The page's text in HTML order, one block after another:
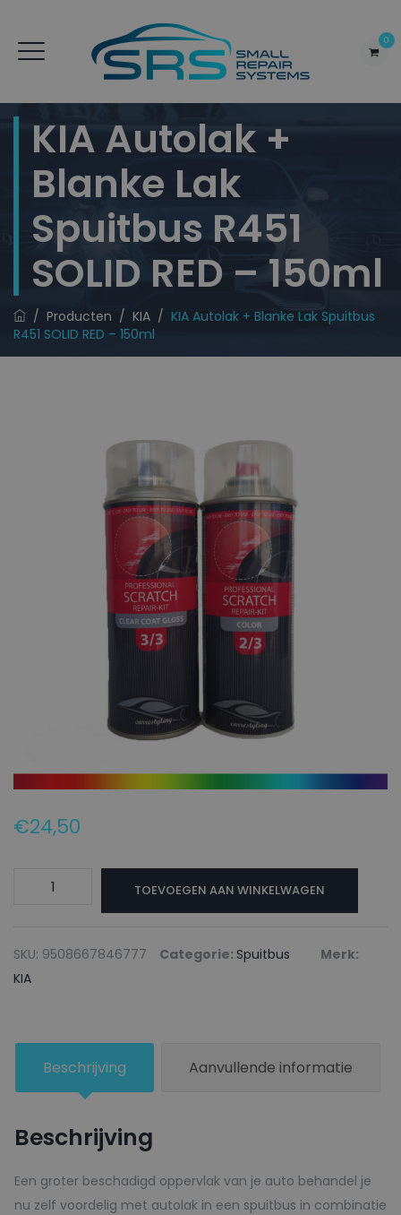
0
KIA Autolak +
Blanke Lak
Spuitbus R451
SOLID RED – 150ml
/ Producten / KIA / KIA Autolak + Blanke Lak Spuitbus
R451 SOLID RED – 150ml
€24,50
Blanke
lak
SOLID
-
aantal
TOEVOEGEN AAN WINKELWAGEN
SKU: 9508667846777 Categorie: Spuitbus
Merk:
KIA
Beschrijving Aanvullende informatie
Beschrijving
Een groter beschadigd oppervlak van je auto behandel je
nu zelf voordelig met autolak in een spuitbus in combinatie